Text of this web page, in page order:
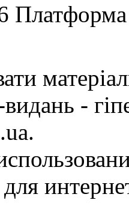
видань -